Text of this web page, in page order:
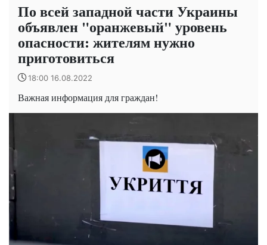
По всей западной части Украины
объявлен "оранжевый" уровень
опасности: жителям нужно
приготовиться
18:00 16.08.2022
Важная информация для граждан!